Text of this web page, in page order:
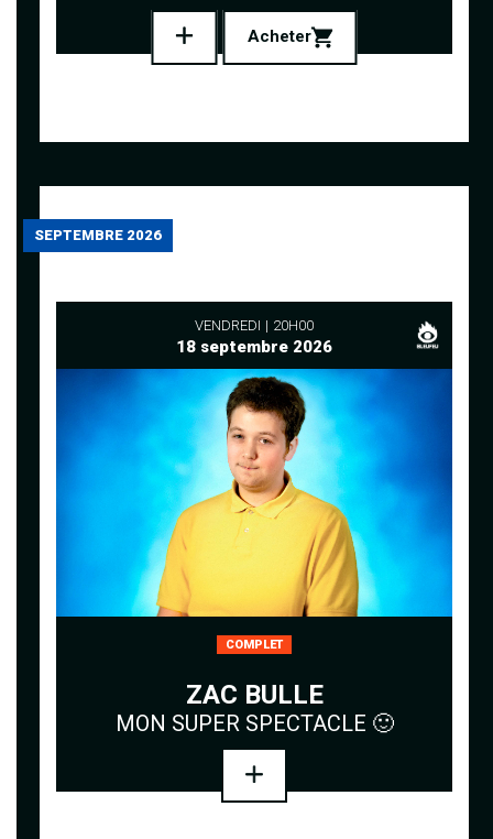
Acheter
SEPTEMBRE 2026
VENDREDI 20H00
18 septembre 2026
COMPLET
ZAC BULLE
MON SUPER SPECTACLE 🙂